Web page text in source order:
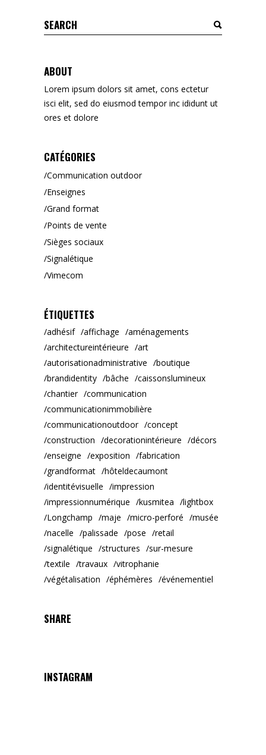
Search
for:
ABOUT
Lorem ipsum dolors sit amet, cons ectetur
isci elit, sed do eiusmod tempor inc ididunt ut
ores et dolore
CATÉGORIES
Communication outdoor
Enseignes
Grand format
Points de vente
Sièges sociaux
Signalétique
Vimecom
ÉTIQUETTES
adhésif affichage
aménagements
architectureintérieure
art
autorisationadministrative
boutique
brandidentity
bâche
caissonslumineux
chantier
communication
communicationimmobilière
communicationoutdoor
concept
construction
decorationintérieure
décors
enseigne
exposition
fabrication
grandformat
hôteldecaumont
identitévisuelle
impression
impressionnumérique
kusmitea
lightbox
Longchamp
maje micro-perforé
musée
nacelle
palissade pose
retail
signalétique
structures
sur-mesure
textile
travaux
vitrophanie
végétalisation
éphémères événementiel
SHARE
INSTAGRAM